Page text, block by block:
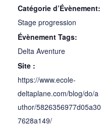
Catégorie d’Évènement:
Stage progression
Évènement Tags:
Delta Aventure
Site :
https://www.ecole-
deltaplane.com/blog/do/a
uthor/5826356977d05a30
7628a149/